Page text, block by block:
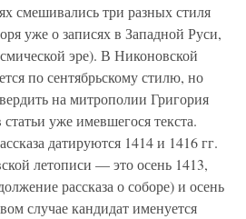
смешивались три разных стиля
уже о записях в Западной Руси,
эре). В Никоновской
по сентябрьскому стилю, но
на митрополии Григория
уже имевшегося текста.
датируются 1414 и 1416 гг.
летописи — это осень 1413,
рассказа о соборе) и осень
случае кандидат именуется